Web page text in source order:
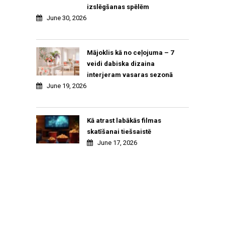
izslēgšanas spēlēm
June 30, 2026
Mājoklis kā no ceļojuma – 7
veidi dabiska dizaina
interjeram vasaras sezonā
June 19, 2026
Kā atrast labākās filmas
skatīšanai tiešsaistē
June 17, 2026